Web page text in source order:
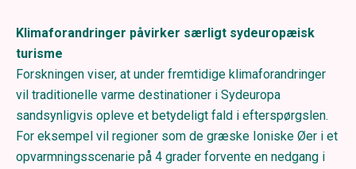
Klimaforandringer påvirker særligt sydeuropæisk
turisme
Forskningen viser, at under fremtidige klimaforandringer
vil traditionelle varme destinationer i Sydeuropa
sandsynligvis opleve et betydeligt fald i efterspørgslen.
For eksempel vil regioner som de græske Ioniske Øer i et
opvarmningsscenarie på 4 grader forvente en nedgang i